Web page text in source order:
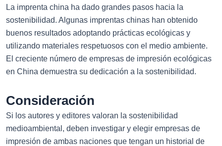
La imprenta china ha dado grandes pasos hacia la
sostenibilidad. Algunas imprentas chinas han obtenido
buenos resultados adoptando prácticas ecológicas y
utilizando materiales respetuosos con el medio ambiente.
El creciente número de empresas de impresión ecológicas
en China demuestra su dedicación a la sostenibilidad.
Consideración
Si los autores y editores valoran la sostenibilidad
medioambiental, deben investigar y elegir empresas de
impresión de ambas naciones que tengan un historial de